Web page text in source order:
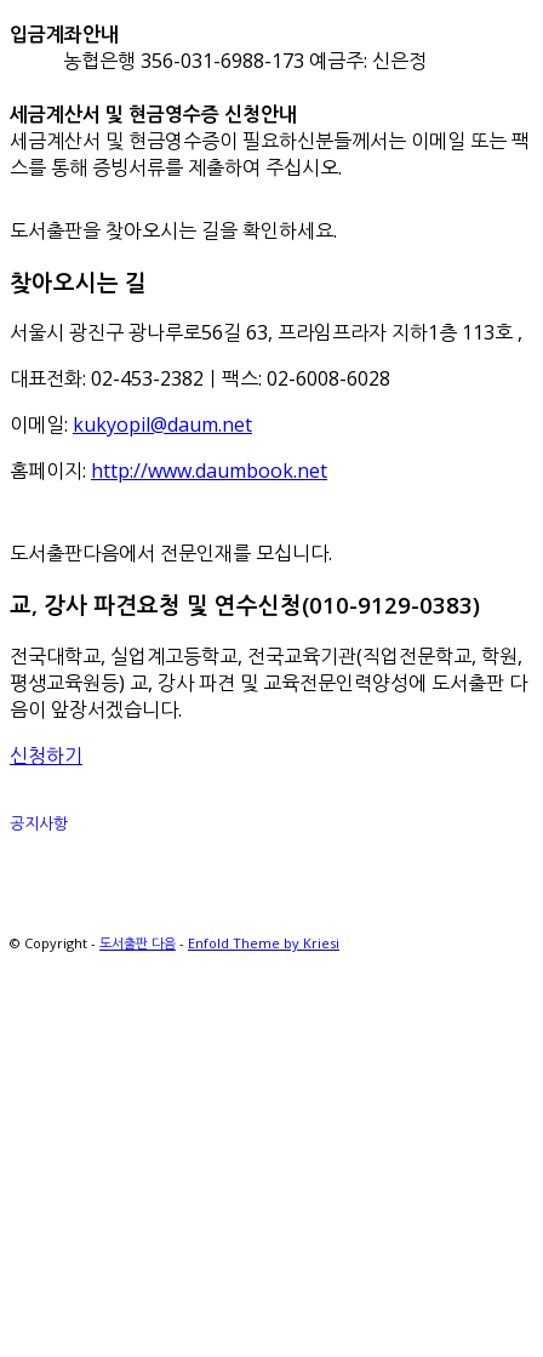
입금계좌안내
농협은행 356-031-6988-173 예금주: 신은정
세금계산서 및 현금영수증 신청안내
세금계산서 및 현금영수증이 필요하신분들께서는 이메일 또는 팩
스를 통해 증빙서류를 제출하여 주십시오.
도서출판을 찾아오시는 길을 확인하세요.
찾아오시는 길
서울시 광진구 광나루로56길 63, 프라임프라자 지하1층 113호 ,
대표전화: 02-453-2382ㅣ팩스: 02-6008-6028
이메일: kukyopil@daum.net
홈페이지: http://www.daumbook.net
도서출판다음에서 전문인재를 모십니다.
교, 강사 파견요청 및 연수신청(010-9129-0383)
전국대학교, 실업계고등학교, 전국교육기관(직업전문학교, 학원,
평생교육원등) 교, 강사 파견 및 교육전문인력양성에 도서출판 다
음이 앞장서겠습니다.
신청하기
공지사항
© Copyright - 도서출판 다음 - Enfold Theme by Kriesi